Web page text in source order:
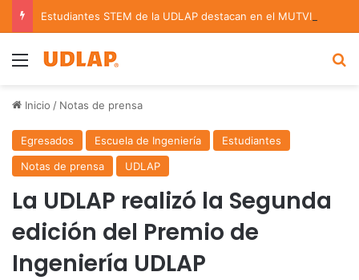
Menu
Inicio / Notas de prensa
Egresados Escuela de Ingeniería
Estudiantes
Notas de prensa
UDLAP
La UDLAP realizó la Segunda
edición del Premio de
Ingeniería UDLAP